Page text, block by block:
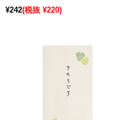
¥242(税抜 ¥220)